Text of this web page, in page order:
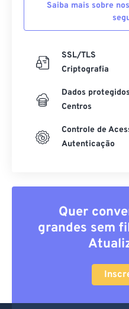
Saiba mais sobre
SSL/TLS
Criptografia
Dados protegidos
Centros
Controle de
Autenticação
Quer
grandes sem